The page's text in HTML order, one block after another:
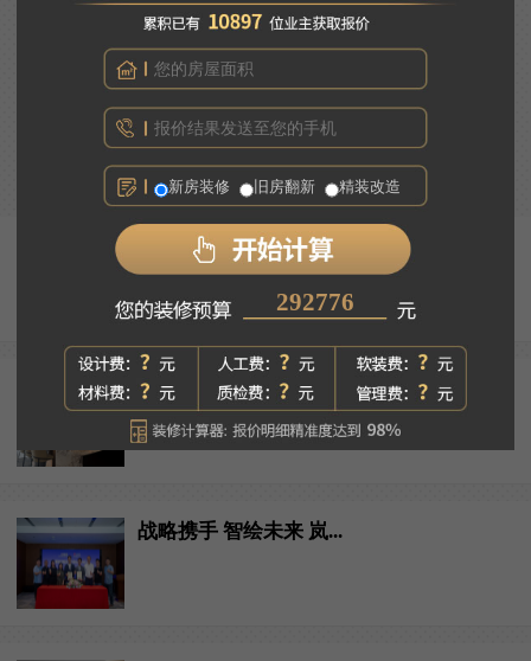
往期回顾
告别昏暗廉价吸顶灯，大平...
意式轻奢：经久耐看的高级...
战略携手 智绘未来 岚...
新房装修 旧房翻新 精装改造
206080